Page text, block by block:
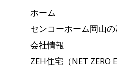
ホーム
センコーホーム岡山の
会社情報
ZEH住宅（NET ZERO